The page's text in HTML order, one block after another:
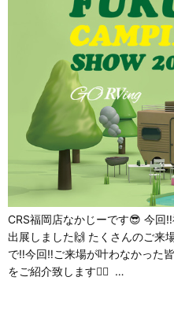
CRS福岡店なかじーです😎 今回
出展しました🙌 たくさんのご来
で‼今回‼ご来場が叶わなかった
をご紹介致します💁‍♂️ …